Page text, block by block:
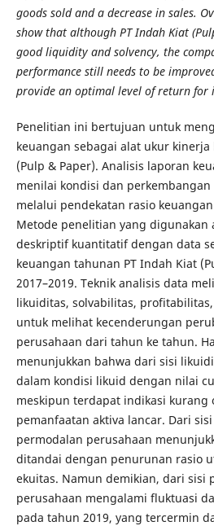
goods sold and a decrease in sales.
show that although PT Indah Kiat
good liquidity and solvency, the
performance still needs to be
provide an optimal level of return for
Penelitian ini bertujuan untuk
keuangan sebagai alat ukur
(Pulp & Paper). Analisis laporan
menilai kondisi dan
melalui pendekatan rasio
Metode penelitian yang digunakan
deskriptif kuantitatif dengan data
keuangan tahunan PT Indah Kiat
2017–2019. Teknik analisis data
likuiditas, solvabilitas,
untuk melihat kecenderungan
perusahaan dari tahun ke tahun.
menunjukkan bahwa dari sisi
dalam kondisi likuid dengan nilai
meskipun terdapat indikasi kurang
pemanfaatan aktiva lancar. Dari
permodalan perusahaan
ditandai dengan penurunan rasio
ekuitas. Namun demikian, dari sisi
perusahaan mengalami fluktuasi
pada tahun 2019, yang tercermin